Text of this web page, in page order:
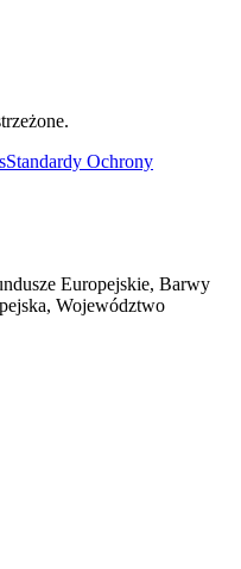
Standardy Ochrony
Europejskie, Barwy
Województwo